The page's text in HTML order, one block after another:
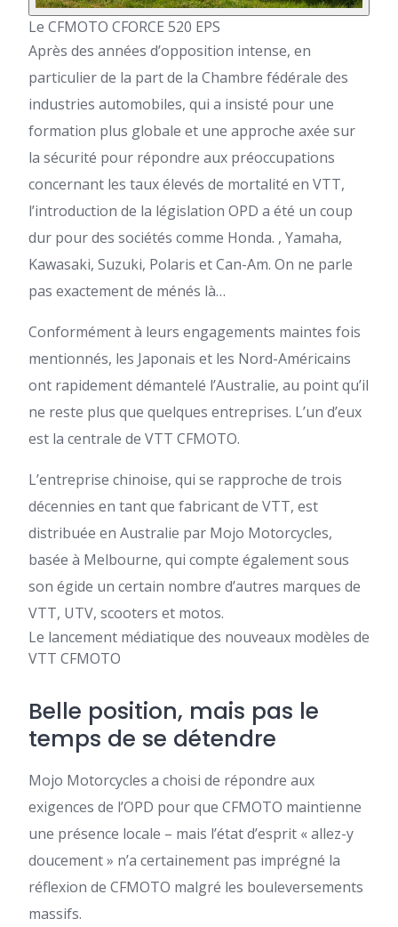
Le CFMOTO CFORCE 520 EPS
Après des années d’opposition intense, en
particulier de la part de la Chambre fédérale des
industries automobiles, qui a insisté pour une
formation plus globale et une approche axée sur
la sécurité pour répondre aux préoccupations
concernant les taux élevés de mortalité en VTT,
l’introduction de la législation OPD a été un coup
dur pour des sociétés comme Honda. , Yamaha,
Kawasaki, Suzuki, Polaris et Can-Am. On ne parle
pas exactement de ménés là…
Conformément à leurs engagements maintes fois
mentionnés, les Japonais et les Nord-Américains
ont rapidement démantelé l’Australie, au point qu’il
ne reste plus que quelques entreprises. L’un d’eux
est la centrale de VTT CFMOTO.
L’entreprise chinoise, qui se rapproche de trois
décennies en tant que fabricant de VTT, est
distribuée en Australie par Mojo Motorcycles,
basée à Melbourne, qui compte également sous
son égide un certain nombre d’autres marques de
VTT, UTV, scooters et motos.
Le lancement médiatique des nouveaux modèles de
VTT CFMOTO
Belle position, mais pas le
temps de se détendre
Mojo Motorcycles a choisi de répondre aux
exigences de l’OPD pour que CFMOTO maintienne
une présence locale – mais l’état d’esprit « allez-y
doucement » n’a certainement pas imprégné la
réflexion de CFMOTO malgré les bouleversements
massifs.